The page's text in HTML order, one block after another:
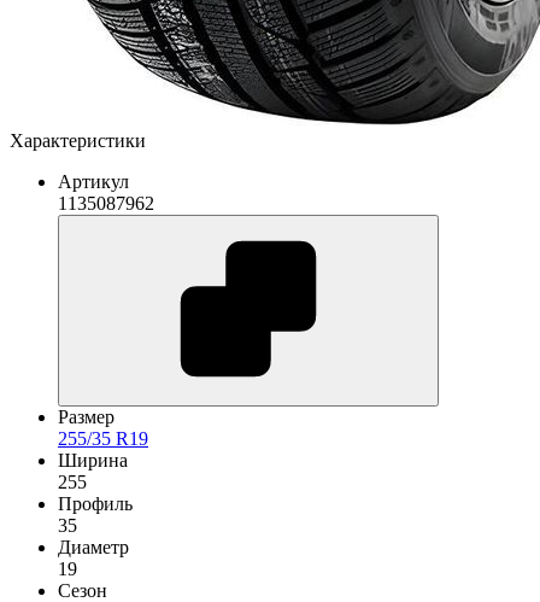
Характеристики
Артикул
1135087962
Размер
255/35 R19
Ширина
255
Профиль
35
Диаметр
19
Сезон